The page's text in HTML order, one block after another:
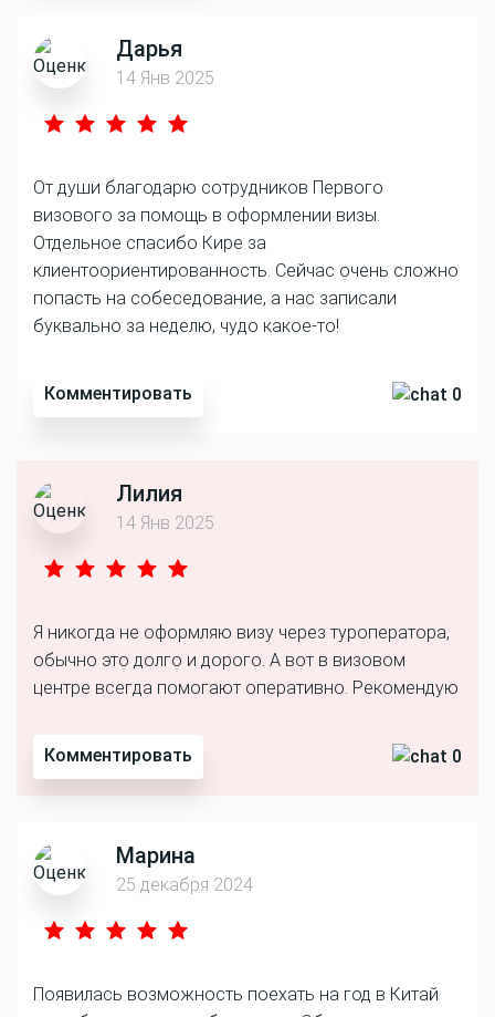
Дарья
14 Янв 2025
От души благодарю сотрудников Первого
визового за помощь в оформлении визы.
Отдельное спасибо Кире за
клиентоориентированность. Сейчас очень сложно
попасть на собеседование, а нас записали
буквально за неделю, чудо какое-то!
Комментировать 0
Лилия
14 Янв 2025
Я никогда не оформляю визу через туроператора,
обычно это долго и дорого. А вот в визовом
центре всегда помогают оперативно. Рекомендую
Комментировать 0
Марина
25 декабря 2024
Появилась возможность поехать на год в Китай